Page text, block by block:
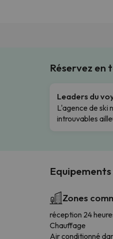
Réservez en
Leaders du
L'agence de ski
introuvables
Zones
réception 24
Chauffage
Air conditionné